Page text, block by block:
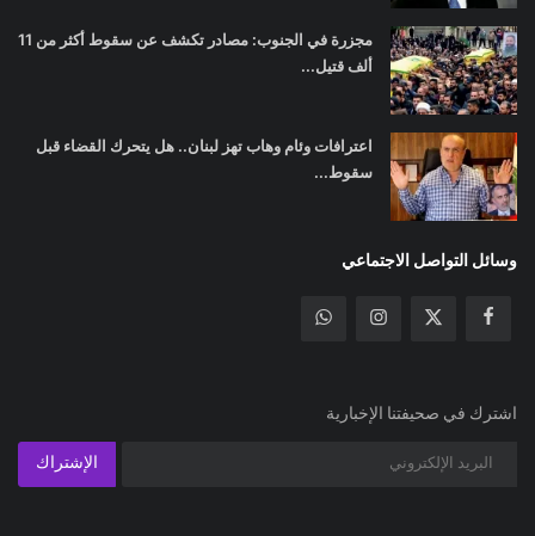
مجزرة في الجنوب: مصادر تكشف عن سقوط أكثر من 11
ألف قتيل...
اعترافات وئام وهاب تهز لبنان.. هل يتحرك القضاء قبل
سقوط...
وسائل التواصل الاجتماعي
اشترك في صحيفتنا الإخبارية
الإشتراك